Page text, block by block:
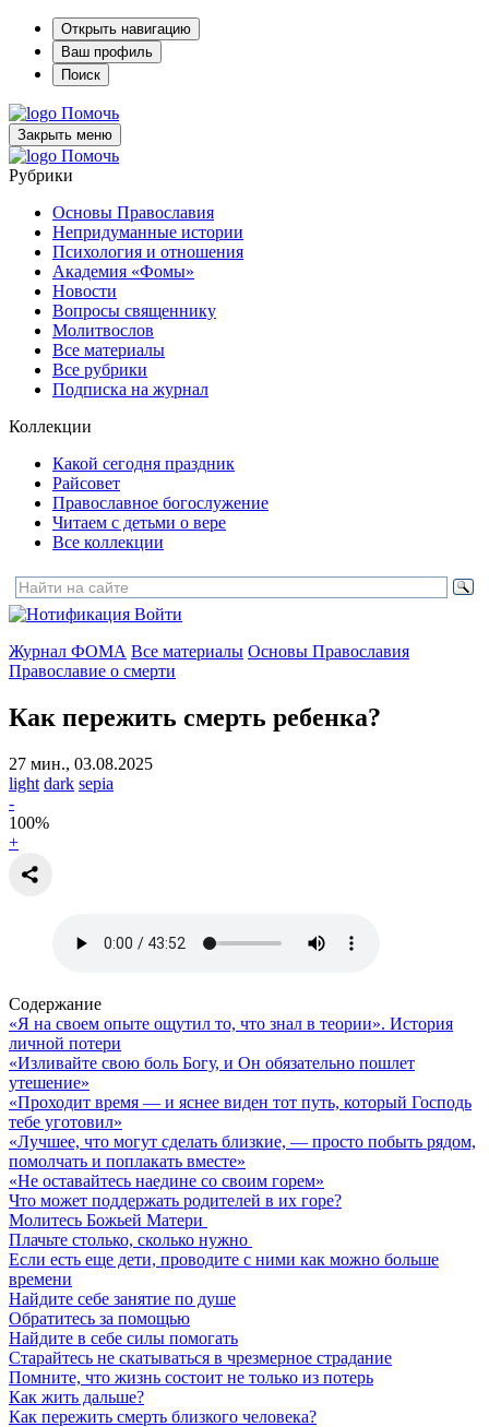
Открыть навигацию
Ваш профиль
Поиск
Помочь
Закрыть меню
Помочь
Рубрики
Основы Православия
Непридуманные истории
Психология и отношения
Академия «Фомы»
Новости
Вопросы священнику
Молитвослов
Все материалы
Все рубрики
Подписка на журнал
Коллекции
Какой сегодня праздник
Райсовет
Православное богослужение
Читаем с детьми о вере
Все коллекции
Войти
Журнал ФОМА Все материалы Основы Православия
Православие о смерти
Как пережить смерть ребенка?
27 мин., 03.08.2025
light dark sepia
-
100%
+
Содержание
«Я на своем опыте ощутил то, что знал в теории». История
личной потери
«Изливайте свою боль Богу, и Он обязательно пошлет
утешение»
«Проходит время ― и яснее виден тот путь, который Господь
тебе уготовил»
«Лучшее, что могут сделать близкие, — просто побыть рядом,
помолчать и поплакать вместе»
«Не оставайтесь наедине со своим горем»
Что может поддержать родителей в их горе?
Молитесь Божьей Матери
Плачьте столько, сколько нужно
Если есть еще дети, проводите с ними как можно больше
времени
Найдите себе занятие по душе
Обратитесь за помощью
Найдите в себе силы помогать
Старайтесь не скатываться в чрезмерное страдание
Помните, что жизнь состоит не только из потерь
Как жить дальше?
Как пережить смерть близкого человека?